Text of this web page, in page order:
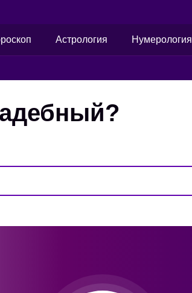
Астрология Нумерология